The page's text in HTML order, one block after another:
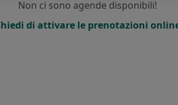
Non ci sono agende disponibili!
di attivare le prenotazioni